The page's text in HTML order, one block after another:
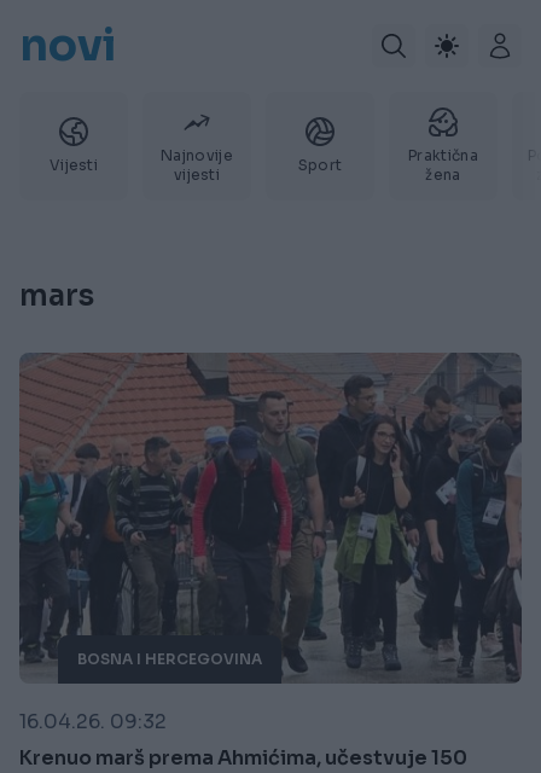
novi
Vijesti
Najnovije
vijesti
Sport
Praktična
žena
mars
BOSNA I HERCEGOVINA
16.04.26. 09:32
Krenuo marš prema Ahmićima, učestvuje 150